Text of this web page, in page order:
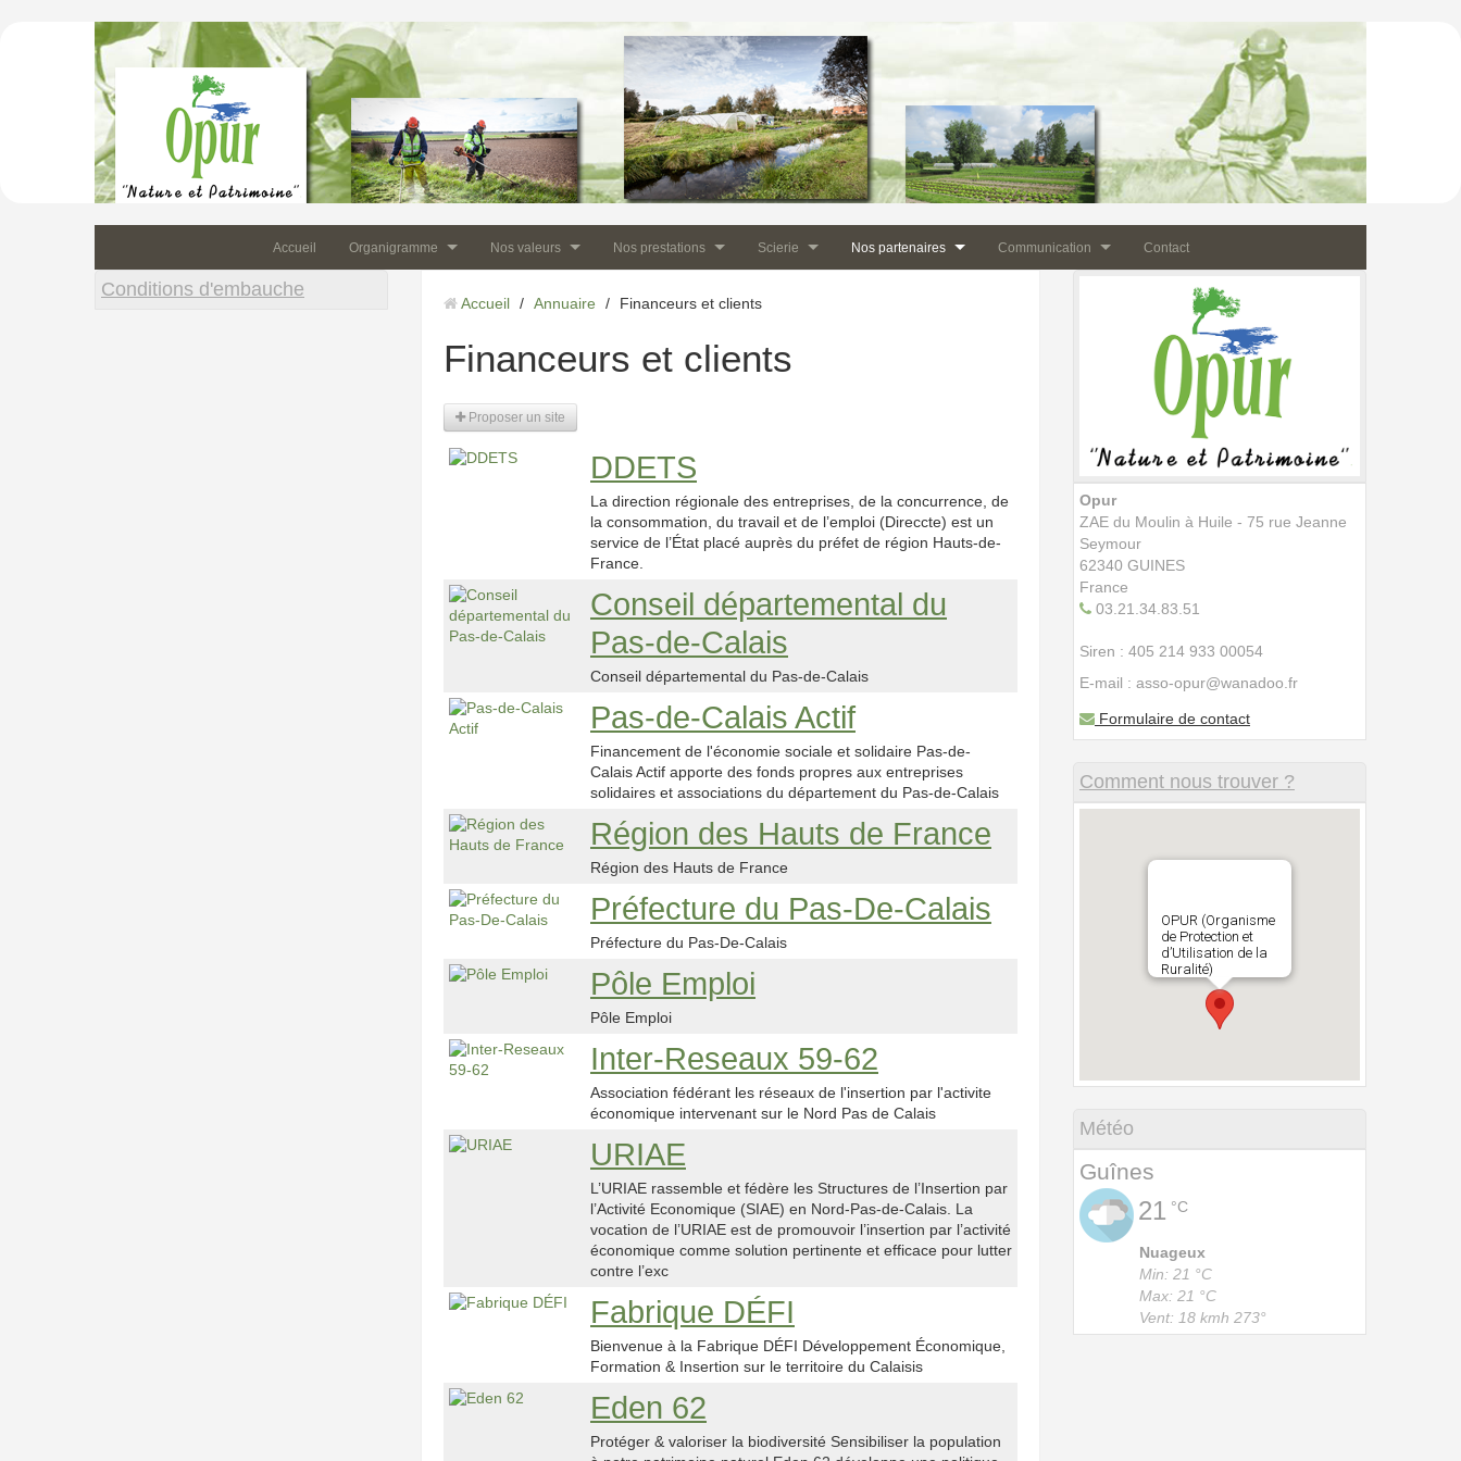
Opur
Accueil Organigramme Nos valeurs Nos prestations Scierie Nos partenaires Communication Contact
Conditions d'embauche
Accueil / Annuaire / Financeurs et clients
Financeurs et clients
Proposer un site
DDETS
La direction régionale des entreprises, de la concurrence, de
la consommation, du travail et de l’emploi (Direccte) est un
service de l’État placé auprès du préfet de région Hauts-de-
France.
Conseil départemental du
Pas-de-Calais
Conseil départemental du Pas-de-Calais
Pas-de-Calais Actif
Financement de l'économie sociale et solidaire Pas-de-
Calais Actif apporte des fonds propres aux entreprises
solidaires et associations du département du Pas-de-Calais
Région des Hauts de France
Région des Hauts de France
Préfecture du Pas-De-Calais
Préfecture du Pas-De-Calais
Pôle Emploi
Pôle Emploi
Inter-Reseaux 59-62
Association fédérant les réseaux de l'insertion par l'activite
économique intervenant sur le Nord Pas de Calais
URIAE
L’URIAE rassemble et fédère les Structures de l’Insertion par
l’Activité Economique (SIAE) en Nord-Pas-de-Calais. La
vocation de l’URIAE est de promouvoir l’insertion par l’activité
économique comme solution pertinente et efficace pour lutter
contre l’exc
Fabrique DÉFI
Bienvenue à la Fabrique DÉFI Développement Économique,
Formation & Insertion sur le territoire du Calaisis
Eden 62
Protéger & valoriser la biodiversité Sensibiliser la population
Opur
ZAE du Moulin à Huile - 75 rue Jeanne
Seymour
62340 GUINES
France
03.21.34.83.51
Siren : 405 214 933 00054
E-mail : asso-opur@wanadoo.fr
Formulaire de contact
Comment nous trouver ?
OPUR (Organisme
de Protection et
d’Utilisation de la
Ruralité)
Météo
Guînes
21 °C
Nuageux
Min: 21 °C
Max: 21 °C
Vent: 18 kmh 273°